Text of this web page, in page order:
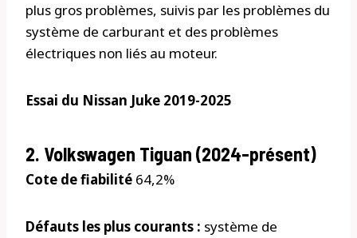
plus gros problèmes, suivis par les problèmes du
système de carburant et des problèmes
électriques non liés au moteur.
Essai du Nissan Juke 2019-2025
2. Volkswagen Tiguan (2024-présent)
Cote de fiabilité 64,2%
Défauts les plus courants : système de